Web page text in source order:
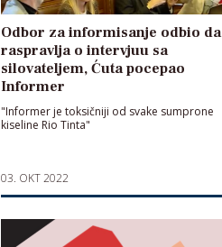
Odbor za informisanje odbio da
raspravlja o intervjuu sa
silovateljem, Ćuta pocepao
Informer
"Informer je toksičniji od svake sumprone
kiseline Rio Tinta"
03. OKT 2022